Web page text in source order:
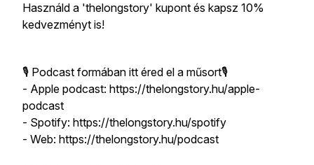
Használd a 'thelongstory' kupont és kapsz 10%
kedvezményt is!
🎙 Podcast formában itt éred el a műsort🎙
- Apple podcast: https://thelongstory.hu/apple-
podcast
- Spotify: https://thelongstory.hu/spotify
- Web: https://thelongstory.hu/podcast